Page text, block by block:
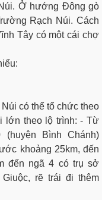
Ở hướng Đông gò
Rạch Núi. Cách
Tây có một cái chợ
có thể tổ chức theo
lớn theo lộ trình: - Từ
Bình Chánh)
khoảng 25km, đến
đến ngã 4 có trụ sở
rẽ trái đi thêm